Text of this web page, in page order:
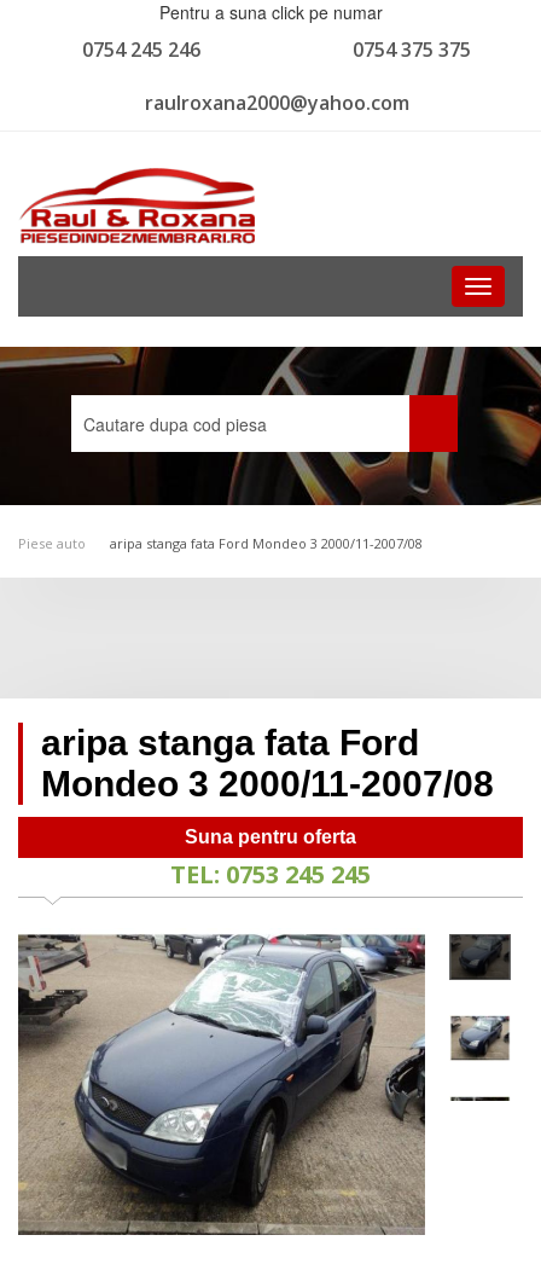
Pentru a suna click pe numar
0754 375 375
0754 245 246
raulroxana2000@yahoo.com
Toggle
Piese auto aripa stanga fata Ford Mondeo 3 2000/11-2007/08
aripa stanga fata Ford
Mondeo 3 2000/11-2007/08
Suna pentru oferta
TEL: 0753 245 245